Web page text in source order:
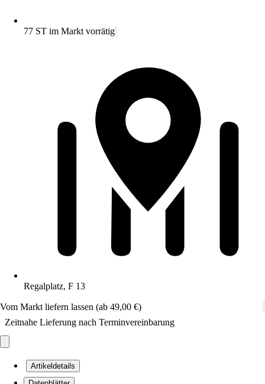
77 ST im Markt vorrätig
Regalplatz, F 13
Vom Markt liefern lassen (ab 49,00 €)
Zeitnahe Lieferung nach Terminvereinbarung
Artikeldetails